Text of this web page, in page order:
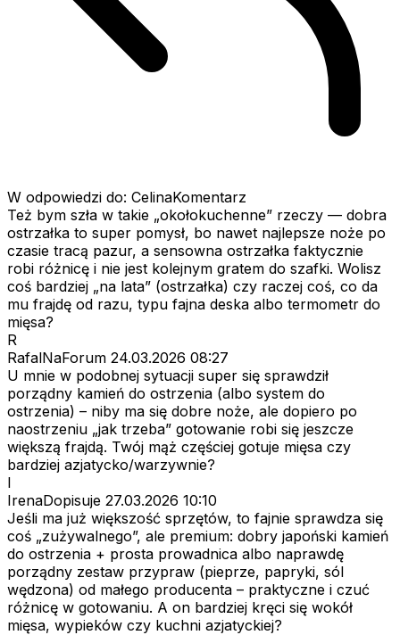
W odpowiedzi do: CelinaKomentarz
Też bym szła w takie „okołokuchenne” rzeczy — dobra
ostrzałka to super pomysł, bo nawet najlepsze noże po
czasie tracą pazur, a sensowna ostrzałka faktycznie
robi różnicę i nie jest kolejnym gratem do szafki. Wolisz
coś bardziej „na lata” (ostrzałka) czy raczej coś, co da
mu frajdę od razu, typu fajna deska albo termometr do
mięsa?
R
RafalNaForum 24.03.2026 08:27
U mnie w podobnej sytuacji super się sprawdził
porządny kamień do ostrzenia (albo system do
ostrzenia) – niby ma się dobre noże, ale dopiero po
naostrzeniu „jak trzeba” gotowanie robi się jeszcze
większą frajdą. Twój mąż częściej gotuje mięsa czy
bardziej azjatycko/warzywnie?
I
IrenaDopisuje 27.03.2026 10:10
Jeśli ma już większość sprzętów, to fajnie sprawdza się
coś „zużywalnego”, ale premium: dobry japoński kamień
do ostrzenia + prosta prowadnica albo naprawdę
porządny zestaw przypraw (pieprze, papryki, sól
wędzona) od małego producenta – praktyczne i czuć
różnicę w gotowaniu. A on bardziej kręci się wokół
mięsa, wypieków czy kuchni azjatyckiej?